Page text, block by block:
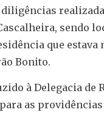
diligências
sendo
que estava
Bonito.
à Delegacia de
as